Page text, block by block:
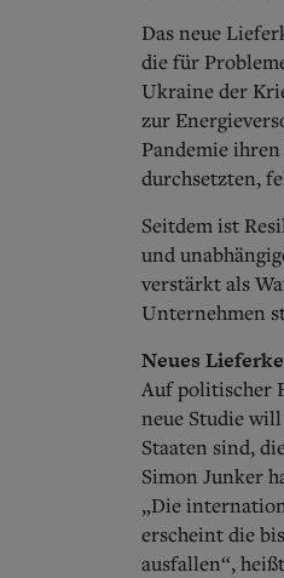
Das neue
die für
Ukraine der
zur
Pandemie
durchsetzten,
Seitdem ist
und
verstärkt als
Unternehmen
Neues
Auf politischer
neue Studie
Staaten sind,
Simon Junker
„Die
erscheint die
ausfallen“,